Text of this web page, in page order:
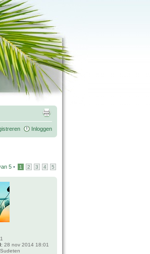
Inloggen
5 • 1 2 3 4 5
28 nov 2014 18:01
Sudeten